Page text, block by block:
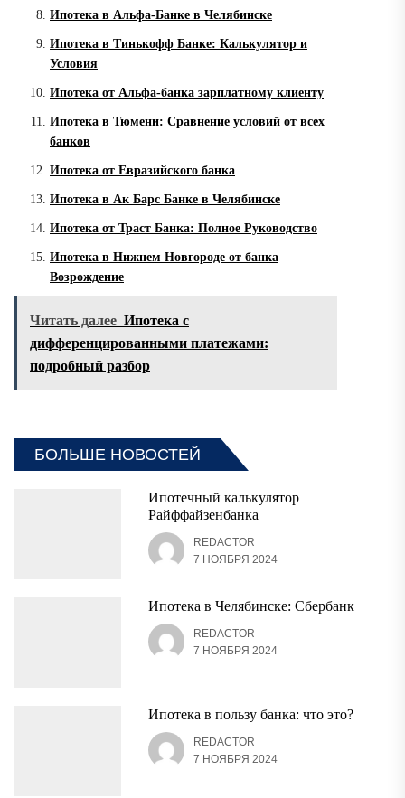
Ипотека в Альфа-Банке в Челябинске
Ипотека в Тинькофф Банке: Калькулятор и
Условия
Ипотека от Альфа-банка зарплатному клиенту
Ипотека в Тюмени: Сравнение условий от всех
банков
Ипотека от Евразийского банка
Ипотека в Ак Барс Банке в Челябинске
Ипотека от Траст Банка: Полное Руководство
Ипотека в Нижнем Новгороде от банка
Возрождение
Читать далее Ипотека с
дифференцированными платежами:
подробный разбор
БОЛЬШЕ НОВОСТЕЙ
Ипотечный калькулятор
Райффайзенбанка
REDACTOR
7 НОЯБРЯ 2024
Ипотека в Челябинске: Сбербанк
REDACTOR
7 НОЯБРЯ 2024
Ипотека в пользу банка: что это?
REDACTOR
7 НОЯБРЯ 2024